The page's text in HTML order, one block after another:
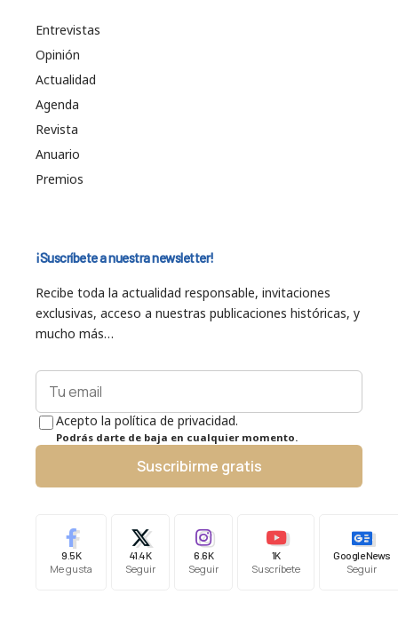
Entrevistas
Opinión
Actualidad
Agenda
Revista
Anuario
Premios
¡Suscríbete a nuestra newsletter!
Recibe toda la actualidad responsable, invitaciones
exclusivas, acceso a nuestras publicaciones históricas, y
mucho más…
Acepto la política de privacidad.
Podrás darte de baja en cualquier momento.
Suscribirme gratis
9.5K
Me gusta
41.4K
Seguir
6.6K
Seguir
1K
Suscríbete
Google News
Seguir